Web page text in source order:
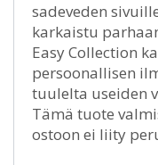
sadeveden
karkaistu
Easy Collection
persoonallisen
tuulelta useiden
Tämä tuote
ostoon ei liity